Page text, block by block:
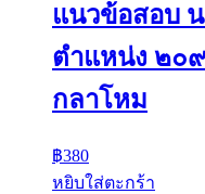
แนวข้อสอบ
ตำแหน่ง ๒๐
กลาโหม
฿380
หยิบใส่ตะกร้า